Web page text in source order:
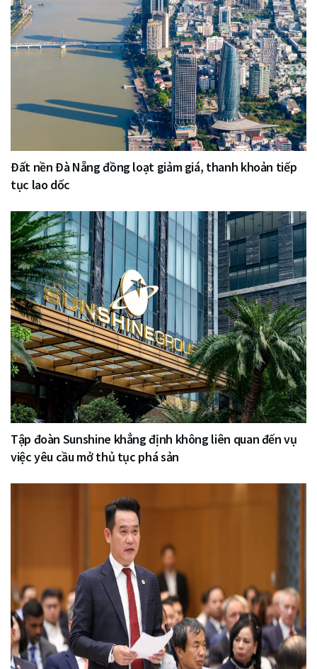
Đất nền Đà Nẵng đồng loạt giảm giá, thanh khoản tiếp
tục lao dốc
Tập đoàn Sunshine khẳng định không liên quan đến vụ
việc yêu cầu mở thủ tục phá sản